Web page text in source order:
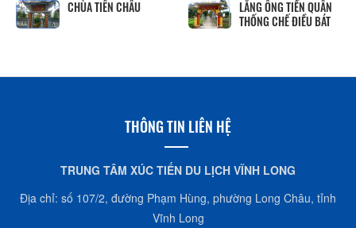
LĂNG ÔNG TIỀN QUÂN
Út Trinh
THÔNG TIN LIÊN HỆ
TRUNG TÂM XÚC TIẾN DU LỊCH VĨNH LONG
Địa chỉ: số 107/2, đường Phạm Hùng, phường Long Châu, tỉnh
Vĩnh Long